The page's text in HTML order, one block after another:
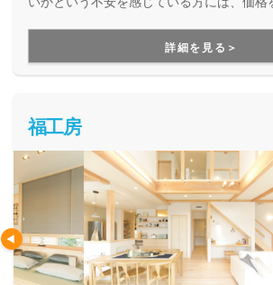
す。ニコニコ住宅では、価格を抑えるため
すのではなく、全国の工務店との共同仕入
の業者から協力を得ることで、品質を保っ
づくりを総合的にご提案することを得意と
す。
詳細を見る＞
福工房